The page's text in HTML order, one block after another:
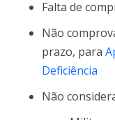
Falta de
Não
prazo, para
Deficiência
Não